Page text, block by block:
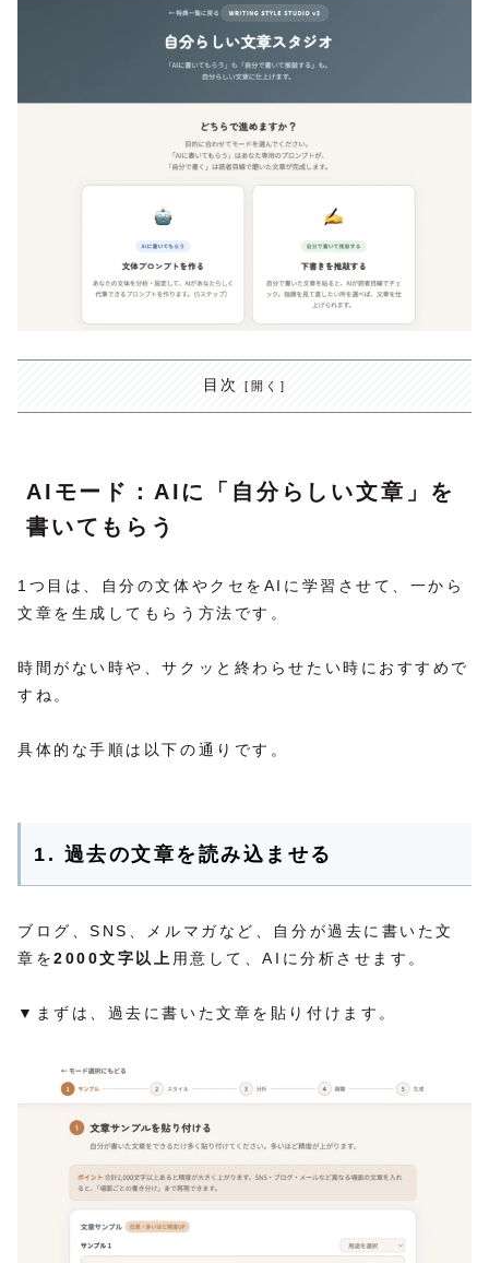
目次
AIモード：AIに「自分らしい文章」を
書いてもらう
1つ目は、自分の文体やクセをAIに学習させて、一から
文章を生成してもらう方法です。
時間がない時や、サクッと終わらせたい時におすすめで
すね。
具体的な手順は以下の通りです。
1. 過去の文章を読み込ませる
ブログ、SNS、メルマガなど、自分が過去に書いた文
章を2000文字以上 用意して、AIに分析させます。
▼まずは、過去に書いた文章を貼り付けます。